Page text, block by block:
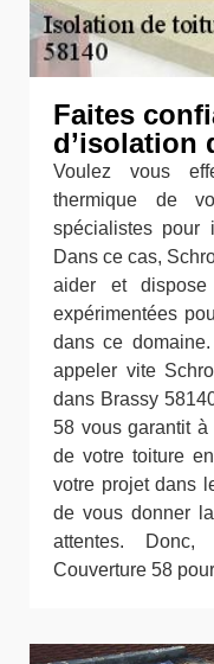
Faites
d’isolation
Voulez vous
thermique de
spécialistes pour
Dans ce cas,
aider et
expérimentées
dans ce
appeler vite
dans Brassy
58 vous garantit
de votre toiture
votre projet dans
de vous donner
attentes. Donc,
Couverture 58